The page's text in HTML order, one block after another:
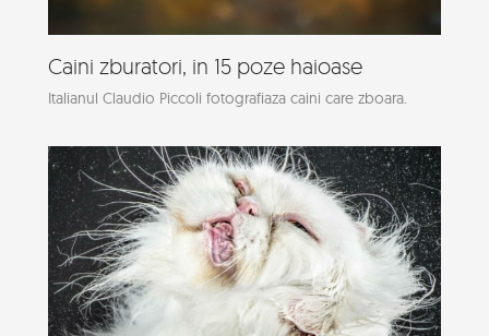
Caini zburatori, in 15 poze haioase
Italianul Claudio Piccoli fotografiaza caini care zboara.